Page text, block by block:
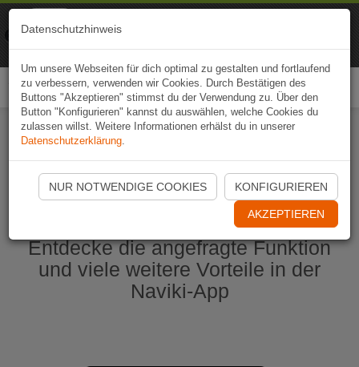
Naviki App jetzt öffnen
Entdecke die angefragte Funktion
und viele weitere Vorteile in der
Naviki-App
Datenschutzhinweis
Um unsere Webseiten für dich optimal zu gestalten und fortlaufend
zu verbessern, verwenden wir Cookies. Durch Bestätigen des
Buttons "Akzeptieren" stimmst du der Verwendung zu. Über den
Button "Konfigurieren" kannst du auswählen, welche Cookies du
zulassen willst. Weitere Informationen erhälst du in unserer
Datenschutzerklärung.
NUR NOTWENDIGE COOKIES KONFIGURIEREN
AKZEPTIEREN
Naviki